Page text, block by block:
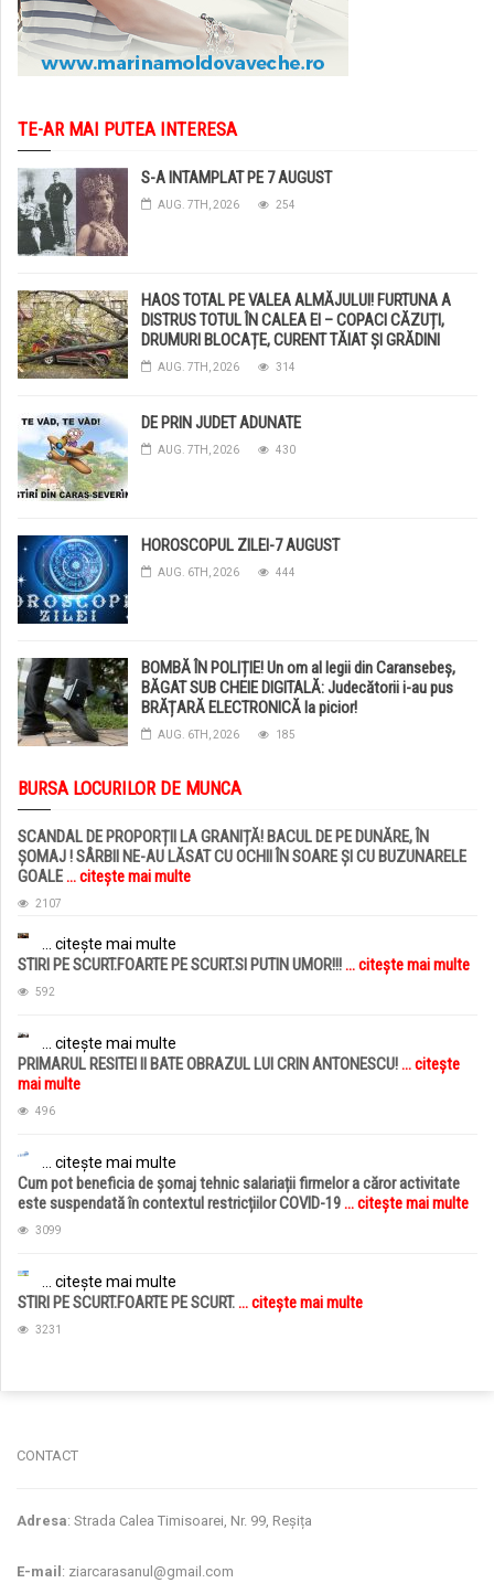
TE-AR MAI PUTEA INTERESA
S-A INTAMPLAT PE 7 AUGUST
AUG. 7TH, 2026 254
HAOS TOTAL PE VALEA ALMĂJULUI! FURTUNA A
DISTRUS TOTUL ÎN CALEA EI – COPACI CĂZUȚI,
DRUMURI BLOCAȚE, CURENT TĂIAT ȘI GRĂDINI
DISTRUSE DE GRINDINĂ!
AUG. 7TH, 2026 314
DE PRIN JUDET ADUNATE
AUG. 7TH, 2026 430
HOROSCOPUL ZILEI-7 AUGUST
AUG. 6TH, 2026 444
BOMBĂ ÎN POLIȚIE! Un om al legii din Caransebeș,
BĂGAT SUB CHEIE DIGITALĂ: Judecătorii i-au pus
BRĂȚARĂ ELECTRONICĂ la picior!
AUG. 6TH, 2026 185
BURSA LOCURILOR DE MUNCA
SCANDAL DE PROPORȚII LA GRANIȚĂ! BACUL DE PE DUNĂRE, ÎN
ȘOMAJ ! SÂRBII NE-AU LĂSAT CU OCHII ÎN SOARE ȘI CU BUZUNARELE
GOALE... citește mai multe
2107
... citește mai multe
STIRI PE SCURT.FOARTE PE SCURT.SI PUTIN UMOR!!!... citește mai multe
592
... citește mai multe
PRIMARUL RESITEI II BATE OBRAZUL LUI CRIN ANTONESCU!... citește
mai multe
496
... citește mai multe
Cum pot beneficia de șomaj tehnic salariații firmelor a căror activitate
este suspendată în contextul restricțiilor COVID-19... citește mai multe
3099
... citește mai multe
STIRI PE SCURT.FOARTE PE SCURT.... citește mai multe
3231
CONTACT
Adresa: Strada Calea Timisoarei, Nr. 99, Reșița
E-mail: ziarcarasanul@gmail.com